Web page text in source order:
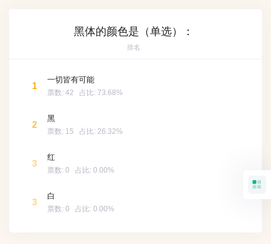
黑体的颜色是（单选）：
排名
1
一切皆有可能
票数: 42 占比: 73.68%
2
黑
票数: 15 占比: 26.32%
3
红
票数: 0 占比: 0.00%
3
白
票数: 0 占比: 0.00%